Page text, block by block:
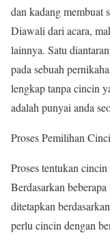
dan kadang membuat
Diawali dari acara,
lainnya. Satu
pada sebuah
lengkap tanpa cincin
adalah punyai anda
Proses Pemilihan
Proses tentukan
Berdasarkan
ditetapkan
perlu cincin dengan